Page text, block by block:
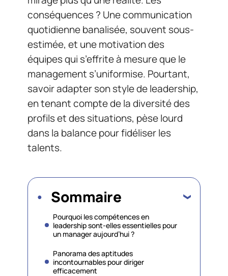
conséquences ? Une communication
quotidienne banalisée, souvent sous-
estimée, et une motivation des
équipes qui s’effrite à mesure que le
management s’uniformise. Pourtant,
savoir adapter son style de leadership,
en tenant compte de la diversité des
profils et des situations, pèse lourd
dans la balance pour fidéliser les
talents.
Sommaire
Pourquoi les compétences en
leadership sont-elles essentielles pour
un manager aujourd’hui ?
Panorama des aptitudes
incontournables pour diriger
efficacement